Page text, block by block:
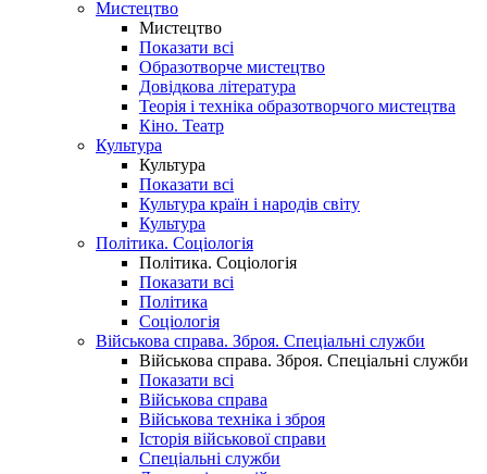
Мистецтво
Мистецтво
Показати всі
Образотворче мистецтво
Довідкова література
Теорія і техніка образотворчого мистецтва
Кіно. Театр
Культура
Культура
Показати всі
Культура країн і народів світу
Культура
Політика. Соціологія
Політика. Соціологія
Показати всі
Політика
Соціологія
Військова справа. Зброя. Спеціальні служби
Військова справа. Зброя. Спеціальні служби
Показати всі
Військова справа
Військова техніка і зброя
Історія військової справи
Спеціальні служби